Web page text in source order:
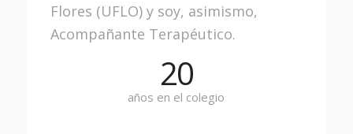
Flores (UFLO) y soy, asimismo,
Acompañante Terapéutico.
20
años en el colegio